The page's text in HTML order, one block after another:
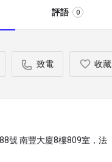
評語 0
致電 收藏
號 南豐大廈8樓809室，法